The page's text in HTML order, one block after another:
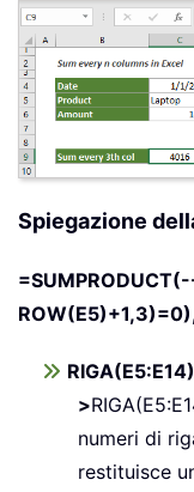
Spiegazione
>
numeri di
restituisce